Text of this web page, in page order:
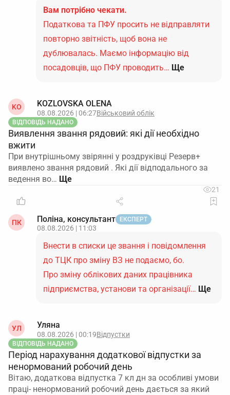
Вам потрібно чекати.
Податкова та ПФУ просить не відправляти
повторно звітність, щоб вона не
дублювалась. Маємо інформацію від
посадовців, що ПФУ проводить… Ще
KO KOZLOVSKA OLENA
08.08.2026 | 06:27Військовий облік
ВІДПОВІДЬ НАДАНО
Виявлення звання рядовий: які дії необхідно
вжити
При внутрішньому звірянні у роздруківці Резерв+
виявлено звання рядовий . Які дії відподального за
ведення во…
21
ПК Поліна, консультант ЕКСПЕРТ
08.08.2026 | 11:03
Внести в списки це звання і повідомлення
до ТЦК про зміну ВЗ не подаємо, бо.
Про зміну облікових даних працівника
підприємства, установи та організації… Ще
УЛ Уляна
08.08.2026 | 00:19Відпустки
ВІДПОВІДЬ НАДАНО
Період нарахування додаткової відпустки за
ненормований робочий день
Вітаю, додаткова відпустка 7 кл дн за особливі умови
праці- ненормований робочий день дається за який